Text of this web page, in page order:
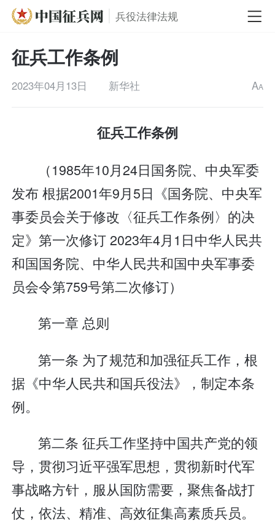
兵役法律法规
征兵工作条例
2023年04月13日 新华社 AA
征兵工作条例
（1985年10月24日国务院、中央军委
发布 根据2001年9月5日《国务院、中央军
事委员会关于修改〈征兵工作条例〉的决
定》第一次修订 2023年4月1日中华人民共
和国国务院、中华人民共和国中央军事委
员会令第759号第二次修订）
第一章 总则
第一条 为了规范和加强征兵工作，根
据《中华人民共和国兵役法》，制定本条
例。
第二条 征兵工作坚持中国共产党的领
导，贯彻习近平强军思想，贯彻新时代军
事战略方针，服从国防需要，聚焦备战打
仗，依法、精准、高效征集高素质兵员。